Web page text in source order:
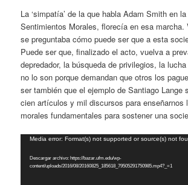
La ‘simpatía’ de la que habla Adam Smith en
Sentimientos Morales, florecía en esa marcha.
se preguntaba cómo puede ser que a esta
Puede ser que, finalizado el acto, vuelva a
depredador, la búsqueda de privilegios, la
no lo son porque demandan que otros los
ser también que el ejemplo de Santiago Lange
cien artículos y mil discursos para enseñarnos
morales fundamentales para sostener una
Reproductor
vídeo
Media error: Format(s) not supported or source(s) not
Descargar archivo: https://bazar.ufm.edu/wp-
content/uploads/2016/08/20160825_185618_79505291750985.mp4?_=1